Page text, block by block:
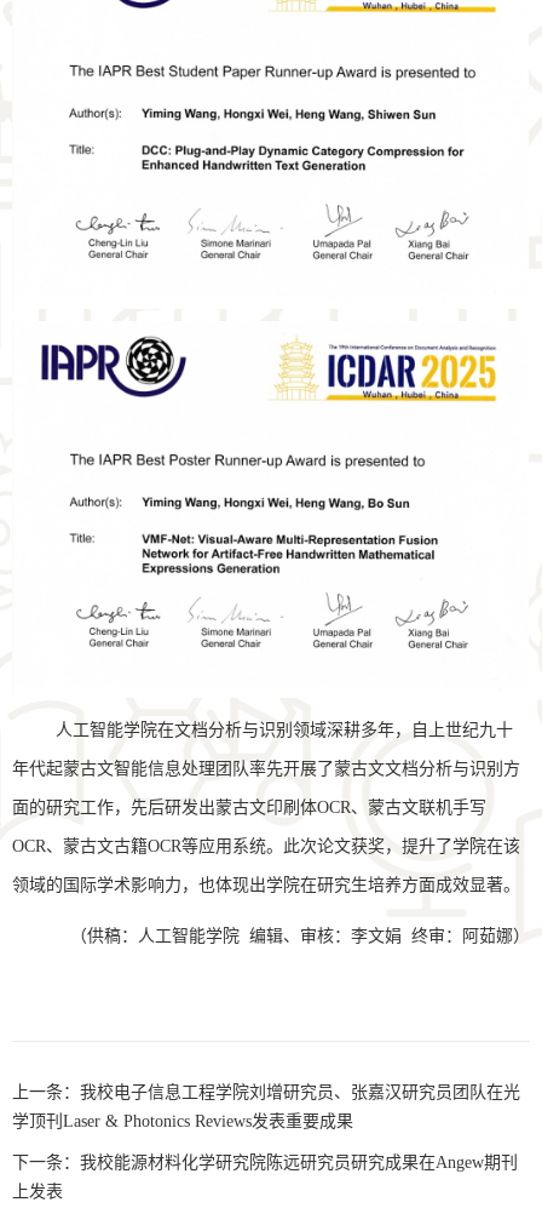
人工智能学院在文档分析与识别领域深耕多年，自上世纪九十
年代起蒙古文智能信息处理团队率先开展了蒙古文文档分析与识别方
面的研究工作，先后研发出蒙古文印刷体OCR、蒙古文联机手写
OCR、蒙古文古籍OCR等应用系统。此次论文获奖，提升了学院在该
领域的国际学术影响力，也体现出学院在研究生培养方面成效显著。
（供稿：人工智能学院 编辑、审核：李文娟 终审：阿茹娜）
上一条： 我校电子信息工程学院刘增研究员、张嘉汉研究员团队在光
学顶刊Laser & Photonics Reviews发表重要成果
下一条： 我校能源材料化学研究院陈远研究员研究成果在Angew期刊
上发表